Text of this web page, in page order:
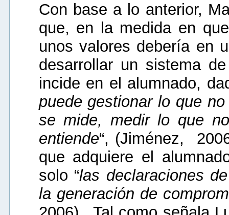
Con base a lo anterior,
que, en la medida en
unos valores debería en
desarrollar un sistema
incide en el alumnado,
puede gestionar lo que
se mide, medir lo que
entiende“, (Jiménez,
que adquiere el
solo “las declaraciones
la generación de